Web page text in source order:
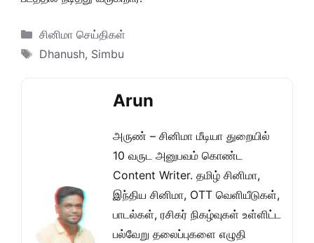
Categories
சினிமா செய்திகள்
Tags
Dhanush, Simbu
Arun
அருண் – சினிமா மீடியா துறையில்
10 வருட அனுபவம் கொண்ட
Content Writer. தமிழ் சினிமா,
இந்திய சினிமா, OTT வெளியீடுகள்,
பாடல்கள், ரசிகர் நிகழ்வுகள் உள்ளிட்ட
பல்வேறு தலைப்புகளை எழுதி